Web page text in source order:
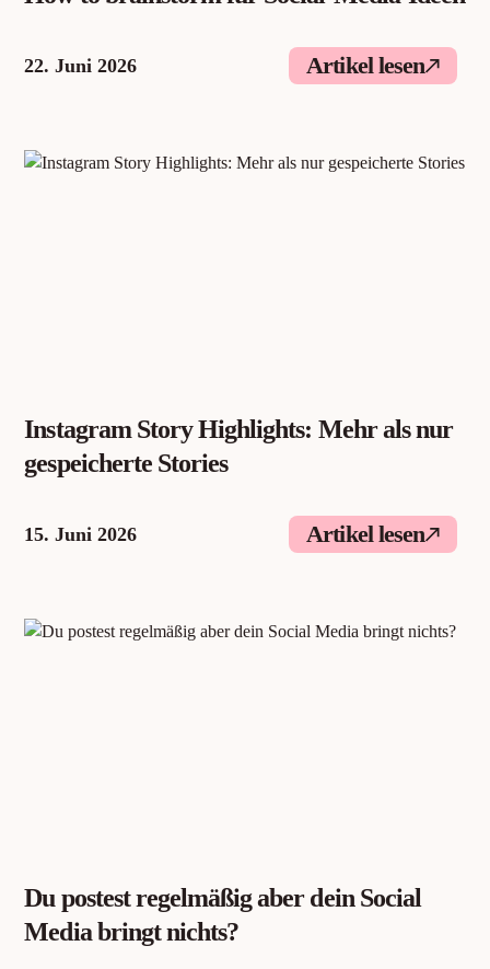
22. Juni 2026 Artikel lesen
Instagram Story Highlights: Mehr als nur
gespeicherte Stories
15. Juni 2026 Artikel lesen
Du postest regelmäßig aber dein Social
Media bringt nichts?